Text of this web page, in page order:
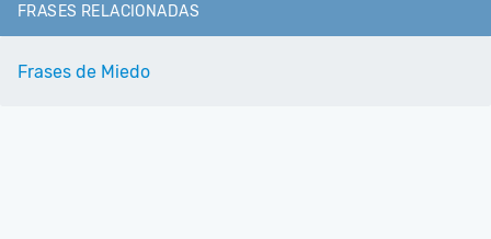
FRASES RELACIONADAS
Frases de Miedo